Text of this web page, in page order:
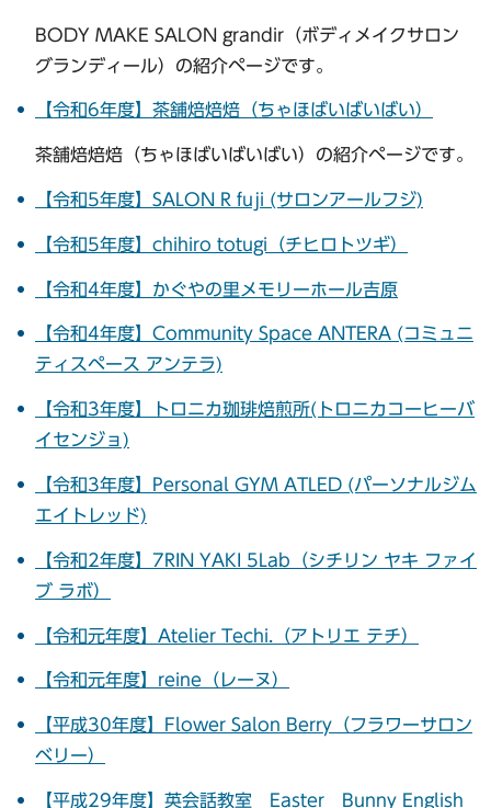
BODY MAKE SALON grandir（ボディメイクサロン
グランディール）の紹介ページです。
【令和6年度】茶舗焙焙焙（ちゃほばいばいばい）
茶舗焙焙焙（ちゃほばいばいばい）の紹介ページです。
【令和5年度】SALON R fuji (サロンアールフジ)
【令和5年度】chihiro totugi（チヒロトツギ）
【令和4年度】かぐやの里メモリーホール吉原
【令和4年度】Community Space ANTERA (コミュニ
ティスペース アンテラ)
【令和3年度】トロニカ珈琲焙煎所(トロニカコーヒーバ
イセンジョ)
【令和3年度】Personal GYM ATLED (パーソナルジム
エイトレッド)
【令和2年度】7RIN YAKI 5Lab（シチリン ヤキ ファイ
ブ ラボ）
【令和元年度】Atelier Techi.（アトリエ テチ）
【令和元年度】reine（レーヌ）
【平成30年度】Flower Salon Berry（フラワーサロン
ベリー）
【平成29年度】英会話教室 Easter Bunny English